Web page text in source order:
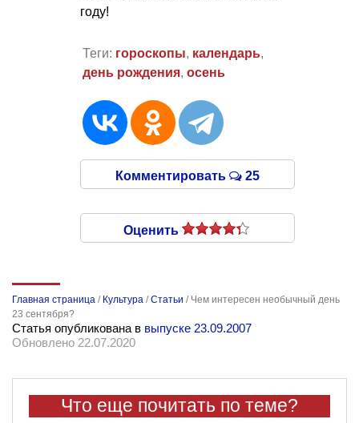
году!
Теги: гороскопы, календарь,
день рождения, осень
Комментировать 25
Оценить
Главная страница / Культура /Статьи / Чем интересен необычный день
23 сентября?
Статья опубликована в выпуске 23.09.2007
Обновлено 22.07.2020
Что еще почитать по теме?